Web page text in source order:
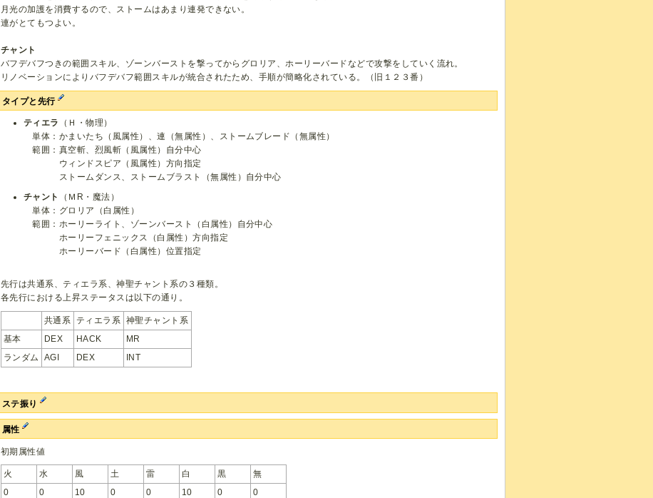
月光の加護を消費するので、ストームはあまり連発できない。
連がとてもつよい。
チャント
バフデバフつきの範囲スキル、ゾーンバーストを撃ってからグロリア、ホーリーバードなどで攻撃をしていく流れ。
リノベーションによりバフデバフ範囲スキルが統合されたため、手順が簡略化されている。（旧１２３番）
タイプと先行
ティエラ
（Ｈ・物理）
単体：かまいたち（風属性）、連（無属性）、ストームブレード（無属性）
範囲：真空斬、烈風斬（風属性）自分中心
ウィンドスピア（風属性）方向指定
ストームダンス、ストームブラスト（無属性）自分中心
チャント
（ＭR・魔法）
単体：グロリア（白属性）
範囲：ホーリーライト、ゾーンバースト（白属性）自分中心
ホーリーフェニックス（白属性）方向指定
ホーリーバード（白属性）位置指定
先行は共通系、ティエラ系、神聖チャント系の３種類。
各先行における上昇ステータスは以下の通り。
共通系 ティエラ系
神聖チャント系
基本
DEX HACK
MR
ランダム
AGI DEX INT
ステ振り
属性
初期属性値
火 水 風 土 雷 白 黒
無
0
0 10 0 0 10 0 0